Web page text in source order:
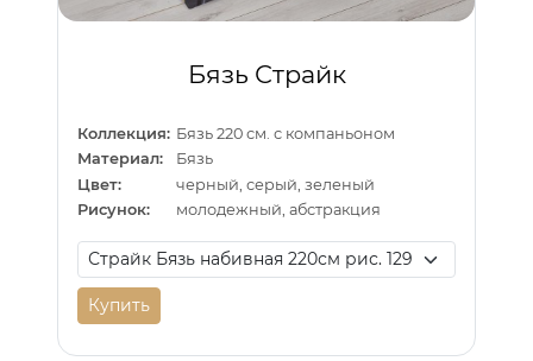
Бязь Страйк
Коллекция: Бязь 220 см. с компаньоном
Материал:
Бязь
Цвет:
черный, серый, зеленый
Рисунок:
молодежный, абстракция
Купить